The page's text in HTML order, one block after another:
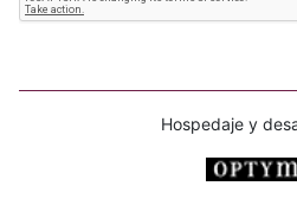
Hospedaje y